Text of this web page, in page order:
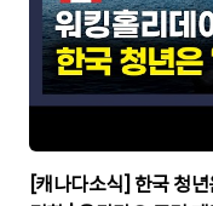
▶
[캐나다소식] 한국 청